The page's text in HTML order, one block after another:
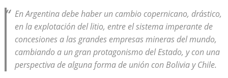
En Argentina debe haber un cambio copernicano, drástico,
en la explotación del litio, entre el sistema imperante de
concesiones a las grandes empresas mineras del mundo,
cambiando a un gran protagonismo del Estado, y con una
perspectiva de alguna forma de unión con Bolivia y Chile.